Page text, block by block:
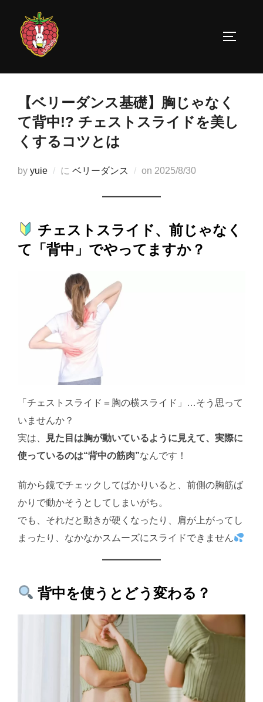
ツ
【ベリーダンス基礎】胸じゃなく
て背中!? チェストスライドを美し
くするコツとは
by yuie に ベリーダンス on 投
2025/8/30
チェストスライド、前じゃなく
て「背中」でやってますか？
「チェストスライド＝胸の横スライド」…そう思って
いませんか？
実は、
見た目は胸が動いているように見えて、実際に
使っているのは“背中の筋肉”なんです！
前から鏡でチェックしてばかりいると、前側の胸筋ば
かりで動かそうとしてしまいがち。
でも、それだと動きが硬くなったり、肩が上がってし
まったり、なかなかスムーズにスライドできません
背中を使うとどう変わる？